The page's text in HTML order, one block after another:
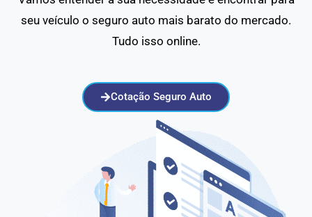
seu veículo o seguro auto mais barato do mercado.
Tudo isso online.
Cotação Seguro Auto